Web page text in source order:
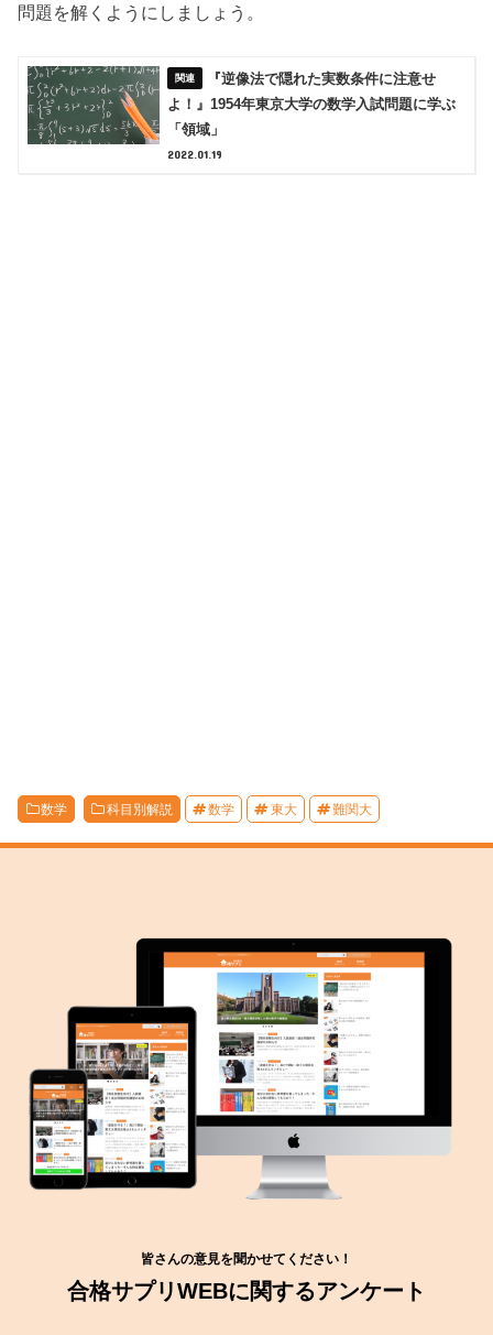
問題を解くようにしましょう。
『逆像法で隠れた実数条件に注意せ
よ！』1954年東京大学の数学入試問題に学ぶ
「領域」
2022.01.19
数学 科目別解説 数学 東大 難関大
皆さんの意見を聞かせてください！
合格サプリWEBに関するアンケート